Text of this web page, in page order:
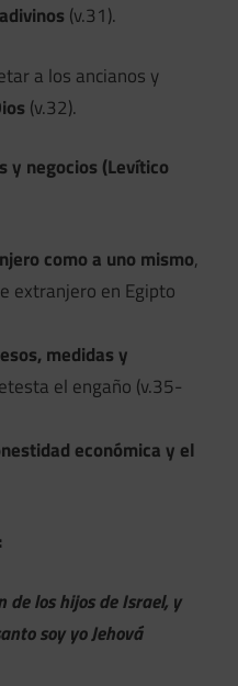
(v.31).
a los ancianos y
(v.32).
y negocios (Levítico
como a uno mismo,
extranjero en Egipto
medidas y
el engaño (v.35-
económica y el
de los hijos de Israel, y
soy yo Jehová